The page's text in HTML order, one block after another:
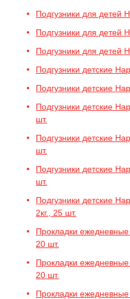
Подгузники для детей
Подгузники для детей
Подгузники для детей
Подгузники детские
Подгузники детские
Подгузники детские
шт.
Подгузники детские
шт.
Подгузники детские
шт.
Подгузники детские
2кг., 25 шт.
Прокладки
20 шт.
Прокладки
20 шт.
Прокладки